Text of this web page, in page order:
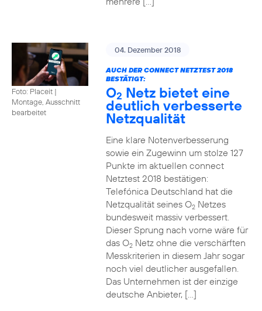
Foto: Placeit |
Montage, Ausschnitt
bearbeitet
04. Dezember 2018
AUCH DER CONNECT NETZTEST 2018
BESTÄTIGT:
O2 Netz bietet eine
deutlich verbesserte
Netzqualität
Eine klare Notenverbesserung
sowie ein Zugewinn um stolze 127
Punkte im aktuellen connect
Netztest 2018 bestätigen:
Telefónica Deutschland hat die
Netzqualität seines O2Netzes
bundesweit massiv verbessert.
Dieser Sprung nach vorne wäre für
das O2Netz ohne die verschärften
Messkriterien in diesem Jahr sogar
noch viel deutlicher ausgefallen.
Das Unternehmen ist der einzige
deutsche Anbieter, […]